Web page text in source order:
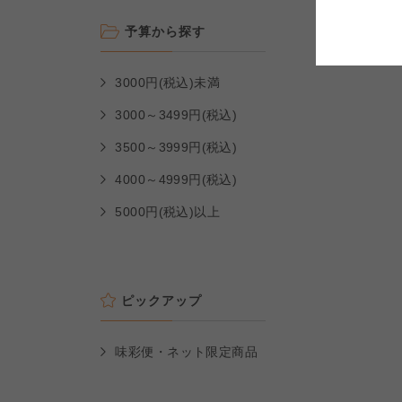
予算から探す
3000円(税込)未満
3000～3499円(税込)
3500～3999円(税込)
4000～4999円(税込)
5000円(税込)以上
ピックアップ
味彩便・ネット限定商品
よどがわ市民生協